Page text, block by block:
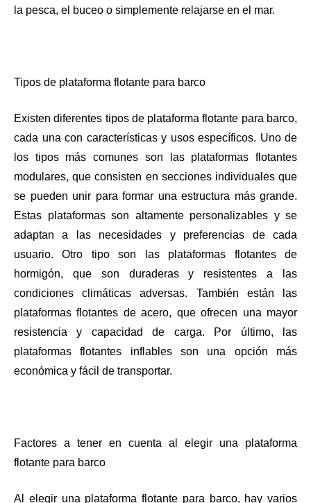
la pesca, el buceo o simplemente relajarse en el mar.
Tipos de plataforma flotante para barco
Existen diferentes tipos de plataforma flotante para barco,
cada una con características y usos específicos. Uno de
los tipos más comunes son las plataformas flotantes
modulares, que consisten en secciones individuales que
se pueden unir para formar una estructura más grande.
Estas plataformas son altamente personalizables y se
adaptan a las necesidades y preferencias de cada
usuario. Otro tipo son las plataformas flotantes de
hormigón, que son duraderas y resistentes a las
condiciones climáticas adversas. También están las
plataformas flotantes de acero, que ofrecen una mayor
resistencia y capacidad de carga. Por último, las
plataformas flotantes inflables son una opción más
económica y fácil de transportar.
Factores a tener en cuenta al elegir una plataforma
flotante para barco
Al elegir una plataforma flotante para barco, hay varios